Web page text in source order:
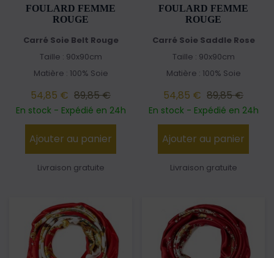
FOULARD FEMME
ROUGE
Carré Soie Belt Rouge
Taille : 90x90cm
Matière : 100% Soie
54,85 € 89,85 €
En stock - Expédié en 24h
Ajouter au panier
Livraison gratuite
FOULARD FEMME
ROUGE
Carré Soie Saddle Rose
Taille : 90x90cm
Matière : 100% Soie
54,85 € 89,85 €
En stock - Expédié en 24h
Ajouter au panier
Livraison gratuite